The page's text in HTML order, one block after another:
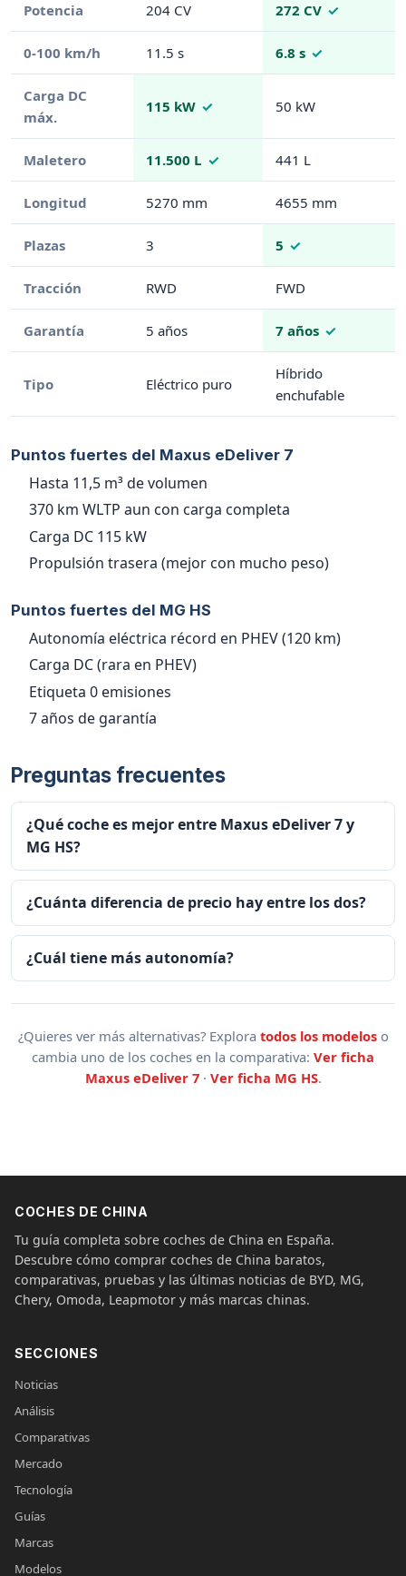
Potencia 204 CV 272 CV
0-100 km/h 11.5 s 6.8 s
Carga DC
máx.
115 kW 50 kW
Maletero 11.500 L 441 L
Longitud 5270 mm 4655 mm
Plazas 3 5
Tracción RWD FWD
Garantía 5 años 7 años
Tipo Eléctrico puro
Híbrido
enchufable
Puntos fuertes del Maxus eDeliver 7
Hasta 11,5 m³ de volumen
370 km WLTP aun con carga completa
Carga DC 115 kW
Propulsión trasera (mejor con mucho peso)
Puntos fuertes del MG HS
Autonomía eléctrica récord en PHEV (120 km)
Carga DC (rara en PHEV)
Etiqueta 0 emisiones
7 años de garantía
Preguntas frecuentes
¿Qué coche es mejor entre Maxus eDeliver 7 y
MG HS?
¿Cuánta diferencia de precio hay entre los dos?
¿Cuál tiene más autonomía?
¿Quieres ver más alternativas? Explora todos los modeloso
cambia uno de los coches en la comparativa: Ver ficha
Maxus eDeliver 7· Ver ficha MG HS.
COCHES DE CHINA
Tu guía completa sobre coches de China en España.
Descubre cómo comprar coches de China baratos,
comparativas, pruebas y las últimas noticias de BYD, MG,
Chery, Omoda, Leapmotor y más marcas chinas.
SECCIONES
Noticias
Análisis
Comparativas
Mercado
Tecnología
Guías
Marcas
Modelos